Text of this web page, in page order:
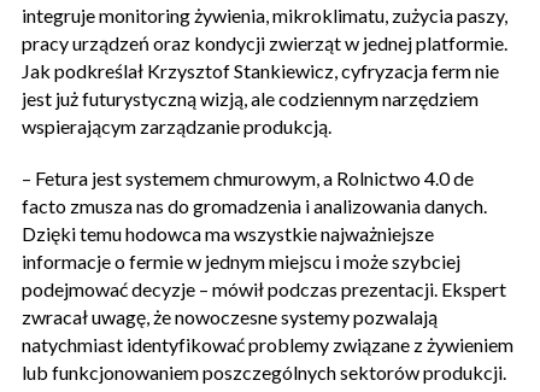
integruje monitoring żywienia, mikroklimatu, zużycia paszy,
pracy urządzeń oraz kondycji zwierząt w jednej platformie.
Jak podkreślał Krzysztof Stankiewicz, cyfryzacja ferm nie
jest już futurystyczną wizją, ale codziennym narzędziem
wspierającym zarządzanie produkcją.
– Fetura jest systemem chmurowym, a Rolnictwo 4.0 de
facto zmusza nas do gromadzenia i analizowania danych.
Dzięki temu hodowca ma wszystkie najważniejsze
informacje o fermie w jednym miejscu i może szybciej
podejmować decyzje – mówił podczas prezentacji. Ekspert
zwracał uwagę, że nowoczesne systemy pozwalają
natychmiast identyfikować problemy związane z żywieniem
lub funkcjonowaniem poszczególnych sektorów produkcji.